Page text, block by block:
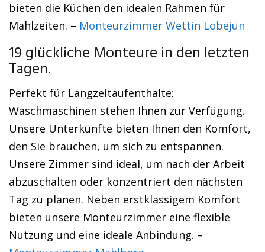
bieten die Küchen den idealen Rahmen für
Mahlzeiten. – Monteurzimmer Wettin Löbejün
19 glückliche Monteure in den letzten
Tagen.
Perfekt für Langzeitaufenthalte:
Waschmaschinen stehen Ihnen zur Verfügung.
Unsere Unterkünfte bieten Ihnen den Komfort,
den Sie brauchen, um sich zu entspannen.
Unsere Zimmer sind ideal, um nach der Arbeit
abzuschalten oder konzentriert den nächsten
Tag zu planen. Neben erstklassigem Komfort
bieten unsere Monteurzimmer eine flexible
Nutzung und eine ideale Anbindung. –